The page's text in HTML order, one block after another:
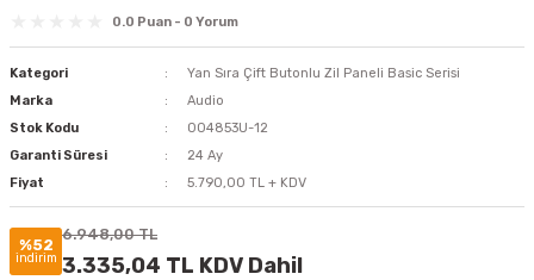
0.0 Puan - 0 Yorum
Kategori
Yan Sıra Çift Butonlu Zil Paneli Basic Serisi
Marka
Audio
Stok Kodu
004853U-12
Garanti Süresi
24 Ay
Fiyat
5.790,00 TL + KDV
%52
indirim
6.948,00 TL
3.335,04 TL KDV Dahil